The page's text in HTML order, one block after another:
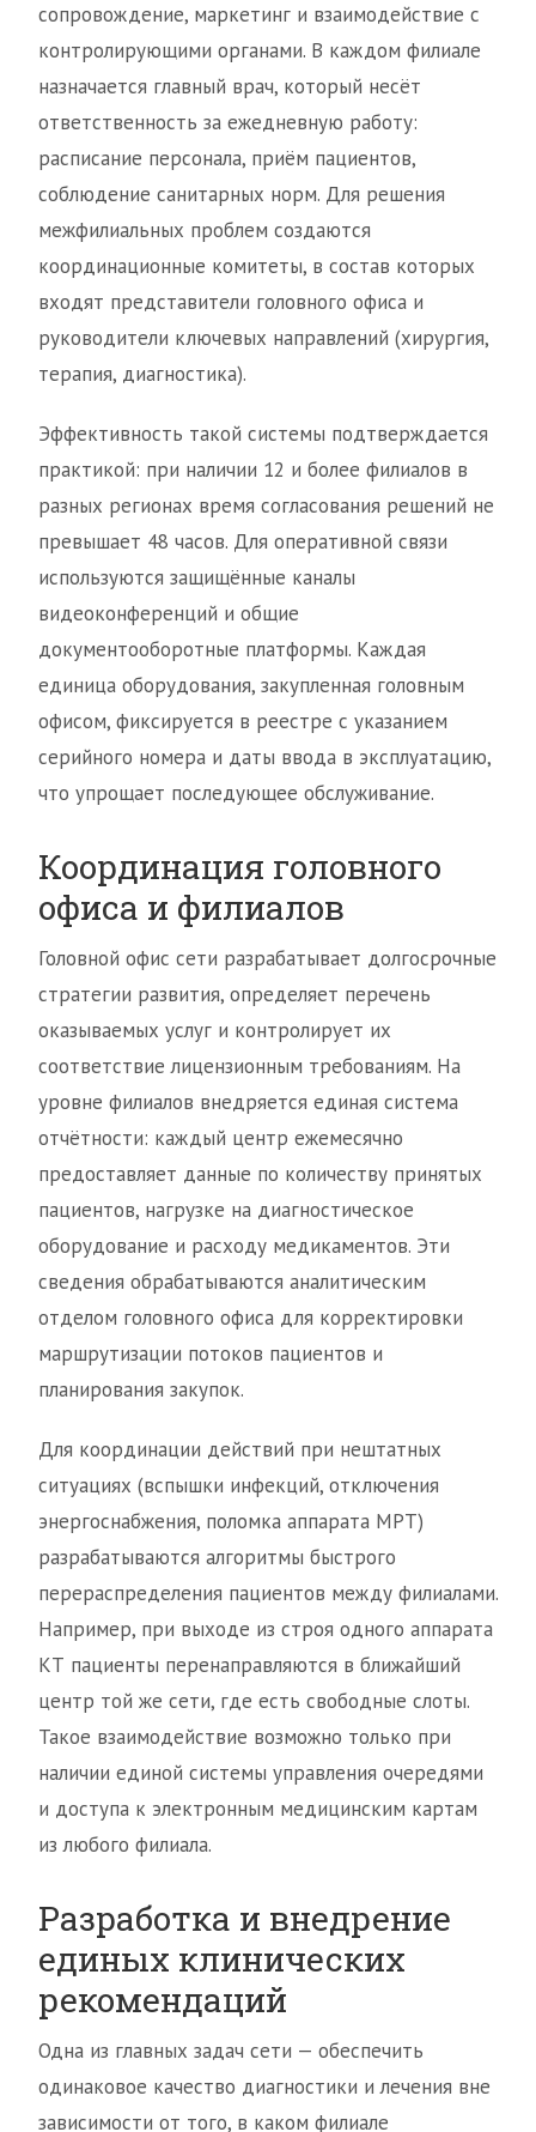
сопровождение, маркетинг и взаимодействие с
контролирующими органами. В каждом филиале
назначается главный врач, который несёт
ответственность за ежедневную работу:
расписание персонала, приём пациентов,
соблюдение санитарных норм. Для решения
межфилиальных проблем создаются
координационные комитеты, в состав которых
входят представители головного офиса и
руководители ключевых направлений (хирургия,
терапия, диагностика).
Эффективность такой системы подтверждается
практикой: при наличии 12 и более филиалов в
разных регионах время согласования решений не
превышает 48 часов. Для оперативной связи
используются защищённые каналы
видеоконференций и общие
документооборотные платформы. Каждая
единица оборудования, закупленная головным
офисом, фиксируется в реестре с указанием
серийного номера и даты ввода в эксплуатацию,
что упрощает последующее обслуживание.
Координация головного
офиса и филиалов
Головной офис сети разрабатывает долгосрочные
стратегии развития, определяет перечень
оказываемых услуг и контролирует их
соответствие лицензионным требованиям. На
уровне филиалов внедряется единая система
отчётности: каждый центр ежемесячно
предоставляет данные по количеству принятых
пациентов, нагрузке на диагностическое
оборудование и расходу медикаментов. Эти
сведения обрабатываются аналитическим
отделом головного офиса для корректировки
маршрутизации потоков пациентов и
планирования закупок.
Для координации действий при нештатных
ситуациях (вспышки инфекций, отключения
энергоснабжения, поломка аппарата МРТ)
разрабатываются алгоритмы быстрого
перераспределения пациентов между филиалами.
Например, при выходе из строя одного аппарата
КТ пациенты перенаправляются в ближайший
центр той же сети, где есть свободные слоты.
Такое взаимодействие возможно только при
наличии единой системы управления очередями
и доступа к электронным медицинским картам
из любого филиала.
Разработка и внедрение
единых клинических
рекомендаций
Одна из главных задач сети — обеспечить
одинаковое качество диагностики и лечения вне
зависимости от того, в каком филиале